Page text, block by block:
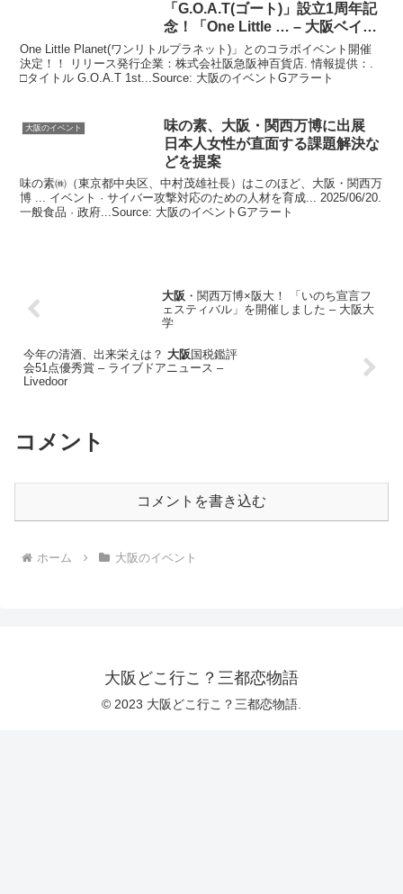
「G.O.A.T(ゴート)」設立1周年記
念！「One Little … – 大阪ベイ経
済新聞
One Little Planet(ワンリトルプラネット)」とのコラボイベント開催
決定！！ リリース発行企業：株式会社阪急阪神百貨店. 情報提供：.
□タイトル G.O.A.T 1st...Source: 大阪のイベントGアラート
大阪のイベント 味の素、 大阪 ・関西万博に出展
日本人女性が直面する課題解決な
どを提案
味の素㈱（東京都中央区、中村茂雄社長）はこのほど、大阪・関西万
博 ... イベント · サイバー攻撃対応のための人材を育成... 2025/06/20.
一般食品 · 政府...Source: 大阪のイベントGアラート
大阪 ・関西万博×阪大！ 「いのち宣言フ
ェスティバル」を開催しました – 大阪大
学
今年の清酒、出来栄えは？ 大阪国税鑑評
会51点優秀賞 – ライブドアニュース –
Livedoor
コメント
コメントを書き込む
ホーム 大阪のイベント
大阪どこ行こ？三都恋物語
© 2023 大阪どこ行こ？三都恋物語.